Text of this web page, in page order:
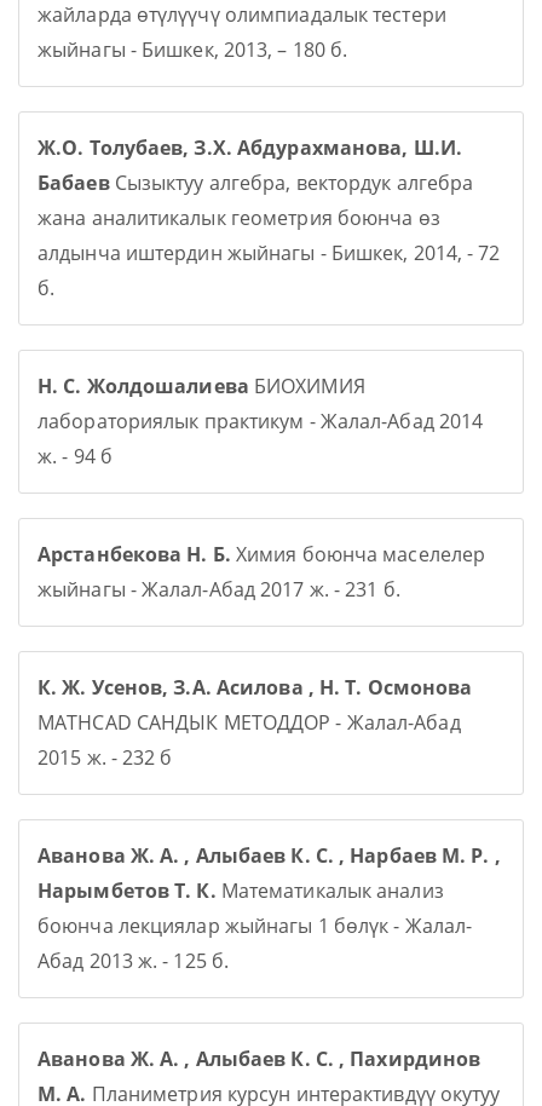
жайларда өтүлүүчү олимпиадалык тестери
жыйнагы - Бишкек, 2013, – 180 б.
Ж.О. Толубаев, З.Х. Абдурахманова, Ш.И.
БабаевСызыктуу алгебра, вектордук алгебра
жана аналитикалык геометрия боюнча өз
алдынча иштердин жыйнагы - Бишкек, 2014, - 72
б.
Н. С. Жолдошалиева БИОХИМИЯ
лабораториялык практикум - Жалал-Абад 2014
ж. - 94 б
Арстанбекова Н. Б. Химия боюнча маселелер
жыйнагы - Жалал-Абад 2017 ж. - 231 б.
К. Ж. Усенов, З.А. Асилова , Н. Т. Осмонова
MATHCAD САНДЫК МЕТОДДОР - Жалал-Абад
2015 ж. - 232 б
Аванова Ж. А. , Алыбаев К. С. , Нарбаев М. Р. ,
Нарымбетов Т. К. Математикалык анализ
боюнча лекциялар жыйнагы 1 бөлүк - Жалал-
Абад 2013 ж. - 125 б.
Аванова Ж. А. , Алыбаев К. С. , Пахирдинов
М. А. Планиметрия курсун интерактивдүү окутуу